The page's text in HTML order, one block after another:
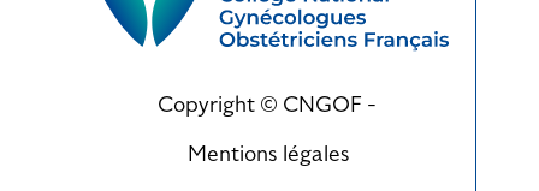
Copyright © CNGOF -
Mentions légales